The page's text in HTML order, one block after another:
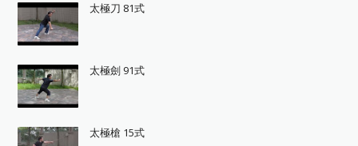
太極刀 81式
太極劍 91式
太極槍 15式